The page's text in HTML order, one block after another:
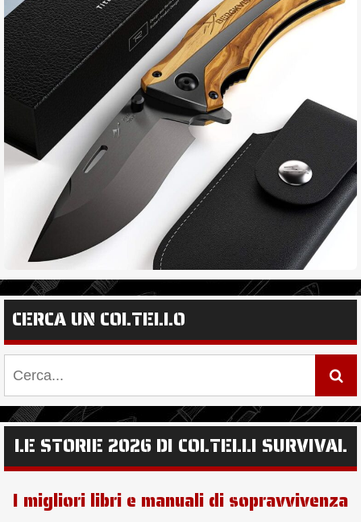
CERCA UN COLTELLO
LE STORIE 2026 DI COLTELLI SURVIVAL
I migliori libri e manuali di sopravvivenza